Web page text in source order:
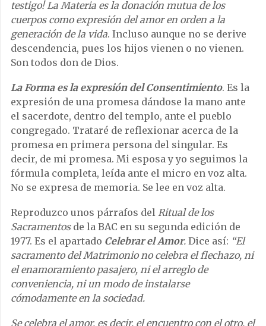
testigo! La Materia es la donación mutua de los
cuerpos como expresión del amor en orden a la
generación de la vida. Incluso aunque no se derive
descendencia, pues los hijos vienen o no vienen.
Son todos don de Dios.
La Forma es la expresión del Consentimiento. Es la
expresión de una promesa dándose la mano ante
el sacerdote, dentro del templo, ante el pueblo
congregado. Trataré de reflexionar acerca de la
promesa en primera persona del singular. Es
decir, de mi promesa. Mi esposa y yo seguimos la
fórmula completa, leída ante el micro en voz alta.
No se expresa de memoria. Se lee en voz alta.
Reproduzco unos párrafos del Ritual de los
Sacramentosde la BAC en su segunda edición de
1977. Es el apartado Celebrar el Amor. Dice así: “El
sacramento del Matrimonio no celebra el flechazo, ni
el enamoramiento pasajero, ni el arreglo de
conveniencia, ni un modo de instalarse
cómodamente en la sociedad.
Se celebra el amor, es decir, el encuentro con el otro, el